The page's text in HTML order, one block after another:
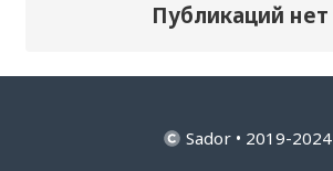
Публикаций нет
Sador • 2019-2024